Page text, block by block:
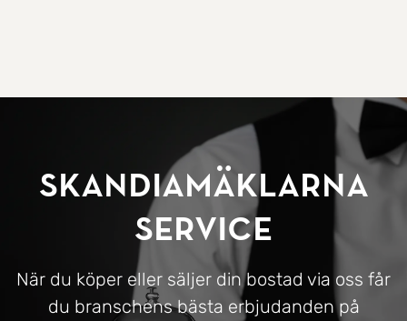
SkandiaMäklarna
Service
När du köper eller säljer din bostad via oss får
du branschens bästa erbjudanden på